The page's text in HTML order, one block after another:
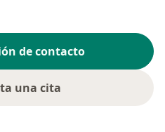
de contacto
una cita